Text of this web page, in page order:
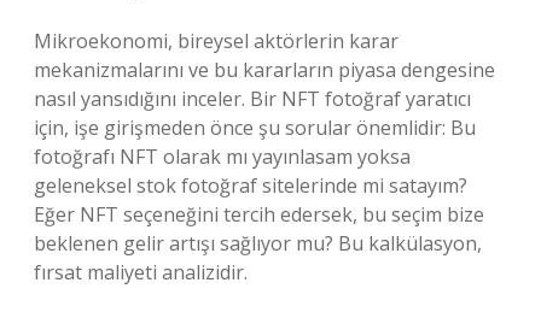
Mikroekonomi, bireysel aktörlerin karar
mekanizmalarını ve bu kararların piyasa dengesine
nasıl yansıdığını inceler. Bir NFT fotoğraf yaratıcı
için, işe girişmeden önce şu sorular önemlidir: Bu
fotoğrafı NFT olarak mı yayınlasam yoksa
geleneksel stok fotoğraf sitelerinde mi satayım?
Eğer NFT seçeneğini tercih edersek, bu seçim bize
beklenen gelir artışı sağlıyor mu? Bu kalkülasyon,
fırsat maliyeti analizidir.